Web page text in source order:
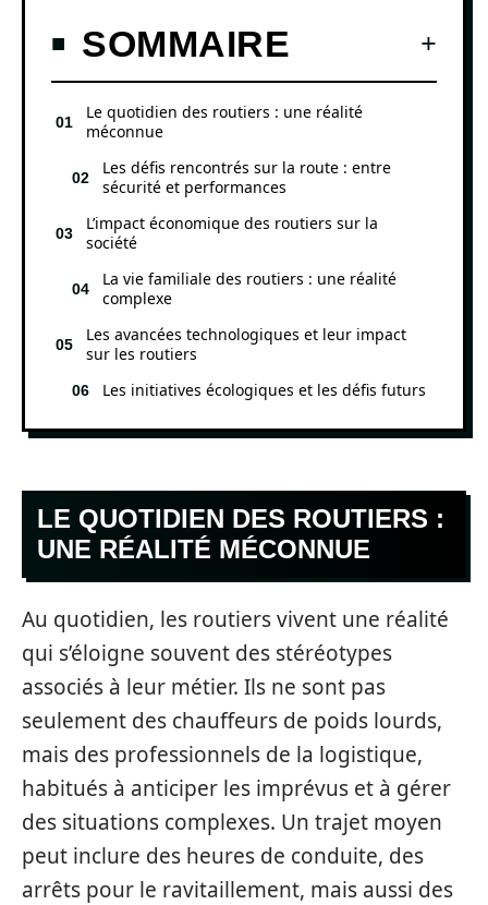
SOMMAIRE
Le quotidien des routiers : une réalité
méconnue
Les défis rencontrés sur la route : entre
sécurité et performances
L’impact économique des routiers sur la
société
La vie familiale des routiers : une réalité
complexe
Les avancées technologiques et leur impact
sur les routiers
Les initiatives écologiques et les défis futurs
LE QUOTIDIEN DES ROUTIERS :
UNE RÉALITÉ MÉCONNUE
Au quotidien, les routiers vivent une réalité
qui s’éloigne souvent des stéréotypes
associés à leur métier. Ils ne sont pas
seulement des chauffeurs de poids lourds,
mais des professionnels de la logistique,
habitués à anticiper les imprévus et à gérer
des situations complexes. Un trajet moyen
peut inclure des heures de conduite, des
arrêts pour le ravitaillement, mais aussi des